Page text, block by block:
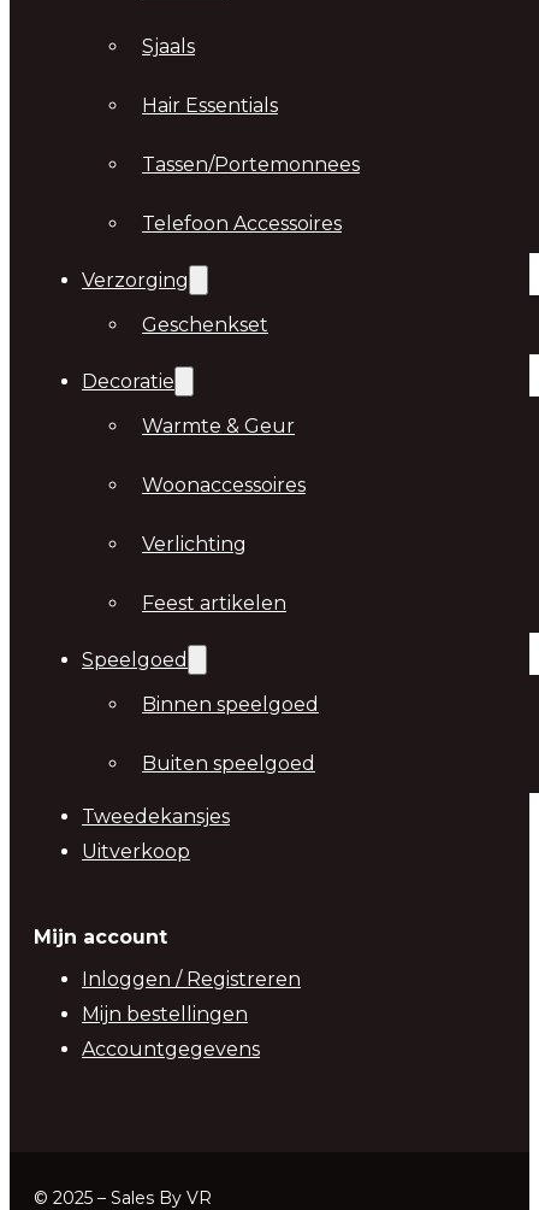
Sjaals
Hair Essentials
Tassen/Portemonnees
Telefoon Accessoires
Verzorging
Geschenkset
Decoratie
Warmte & Geur
Woonaccessoires
Verlichting
Feest artikelen
Speelgoed
Binnen speelgoed
Buiten speelgoed
Tweedekansjes
Uitverkoop
Mijn account
Inloggen / Registreren
Mijn bestellingen
Accountgegevens
© 2025 – Sales By VR